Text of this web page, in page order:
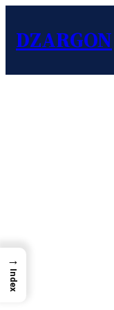
DZARGON
→
Index